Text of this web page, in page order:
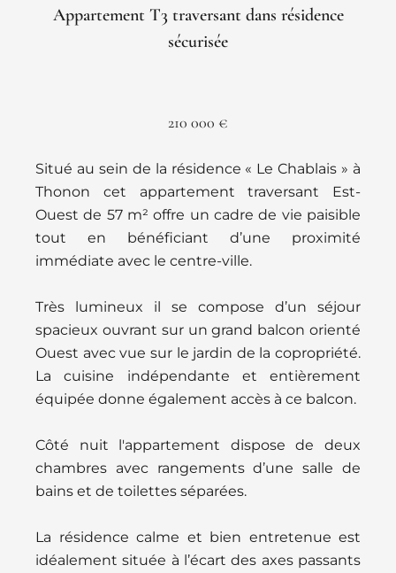
Appartement T3 traversant dans résidence
sécurisée
210 000 €
Situé au sein de la résidence « Le Chablais » à
Thonon cet appartement traversant Est-
Ouest de 57 m² offre un cadre de vie paisible
tout en bénéficiant d’une proximité
immédiate avec le centre-ville.
Très lumineux il se compose d’un séjour
spacieux ouvrant sur un grand balcon orienté
Ouest avec vue sur le jardin de la copropriété.
La cuisine indépendante et entièrement
équipée donne également accès à ce balcon.
Côté nuit l'appartement dispose de deux
chambres avec rangements d’une salle de
bains et de toilettes séparées.
La résidence calme et bien entretenue est
idéalement située à l’écart des axes passants